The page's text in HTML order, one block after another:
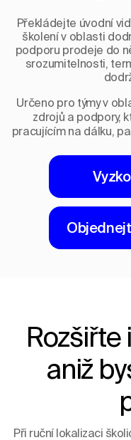
Překládejte úvodní
školení v oblasti
podporu prodeje do
srozumitelnosti,
Určeno pro týmy v
zdrojů a podpory,
pracujícím na dálku,
Rozšiřte
aniž
Při ruční lokalizaci